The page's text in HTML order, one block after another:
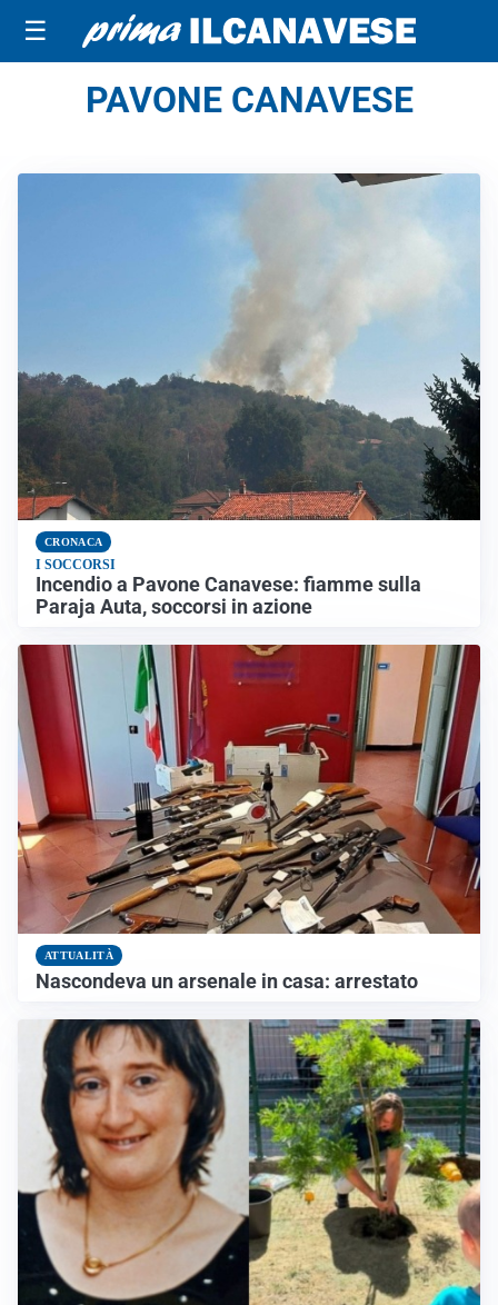
☰
PAVONE CANAVESE
CRONACA
I SOCCORSI
Incendio a Pavone Canavese: fiamme sulla
Paraja Auta, soccorsi in azione
ATTUALITÀ
Nascondeva un arsenale in casa: arrestato